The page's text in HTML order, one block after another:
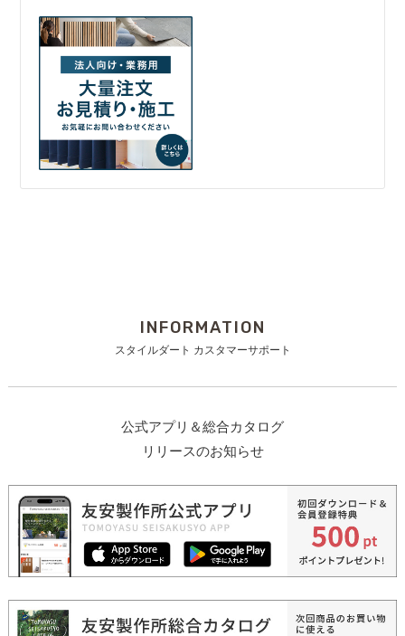
INFORMATION
スタイルダート カスタマーサポート
公式アプリ＆総合カタログ
リリースのお知らせ